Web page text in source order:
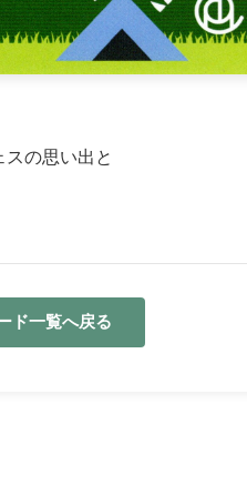
の思い出と
ド一覧へ戻る